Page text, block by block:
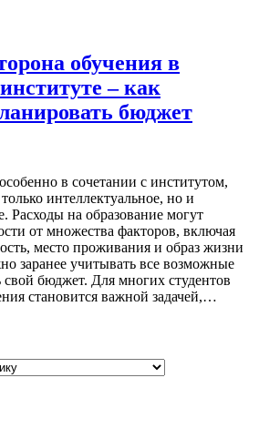
обучения в
– как
бюджет
в сочетании с институтом,
интеллектуальное, но и
Расходы на образование могут
от множества факторов, включая
место проживания и образ жизни
заранее учитывать все возможные
свой бюджет. Для многих студентов
становится важной задачей,…